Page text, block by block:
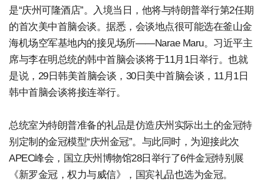
是“庆州可隆酒店”。入境当日，他将与特朗普举行第2任期
的首次美中首脑会谈。据悉，会谈地点很可能选在釜山金
海机场空军基地内的接见场所——Narae Maru。习近平主
席与李在明总统的韩中首脑会谈将于11月1日举行。也就
是说，29日韩美首脑会谈，30日美中首脑会谈，11月1日
韩中首脑会谈将接连举行。
总统室为特朗普准备的礼品是仿造庆州实际出土的金冠特
别定制的金冠模型“庆州金冠”。与此同时，为迎接此次
APEC峰会，国立庆州博物馆28日举行了6件金冠特别展
《新罗金冠，权力与威信》，国宾礼品也选为金冠。